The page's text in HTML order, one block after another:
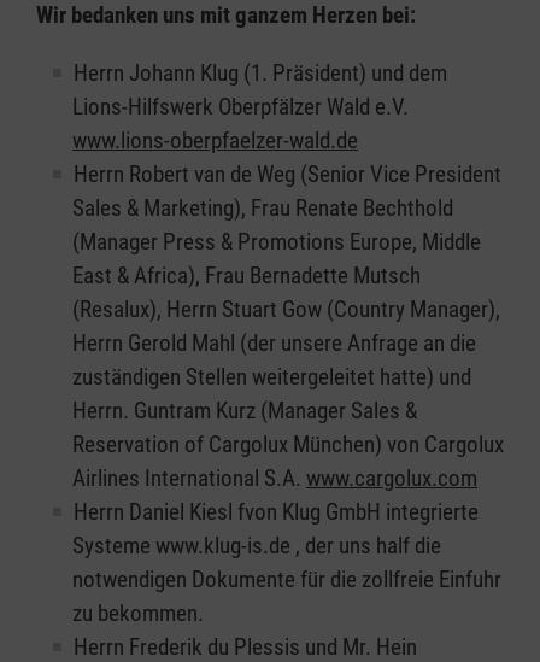
Wir bedanken uns mit ganzem Herzen bei:
Herrn Johann Klug (1. Präsident) und dem
Lions-Hilfswerk Oberpfälzer Wald e.V.
www.lions-oberpfaelzer-wald.de
Herrn Robert van de Weg (Senior Vice President
Sales & Marketing), Frau Renate Bechthold
(Manager Press & Promotions Europe, Middle
East & Africa), Frau Bernadette Mutsch
(Resalux), Herrn Stuart Gow (Country Manager),
Herrn Gerold Mahl (der unsere Anfrage an die
zuständigen Stellen weitergeleitet hatte) und
Herrn. Guntram Kurz (Manager Sales &
Reservation of Cargolux München) von Cargolux
Airlines International S.A. www.cargolux.com
Herrn Daniel Kiesl fvon Klug GmbH integrierte
Systeme www.klug-is.de , der uns half die
notwendigen Dokumente für die zollfreie Einfuhr
zu bekommen.
Herrn Frederik du Plessis und Mr. Hein